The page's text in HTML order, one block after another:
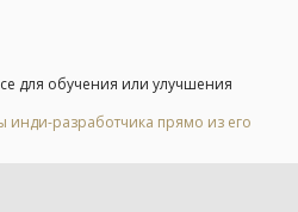
для обучения или улучшения
инди-разработчика прямо из его